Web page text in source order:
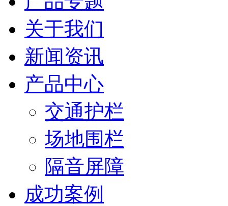
关于我们
新闻资讯
产品中心
交通护栏
场地围栏
隔音屏障
成功案例